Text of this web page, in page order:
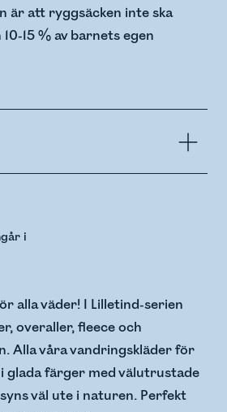
är att ryggsäcken inte ska
15 % av barnets egen
i
alla väder! I Lilletind-serien
overaller, fleece och
Alla våra vandringskläder för
glada färger med välutrustade
väl ute i naturen. Perfekt